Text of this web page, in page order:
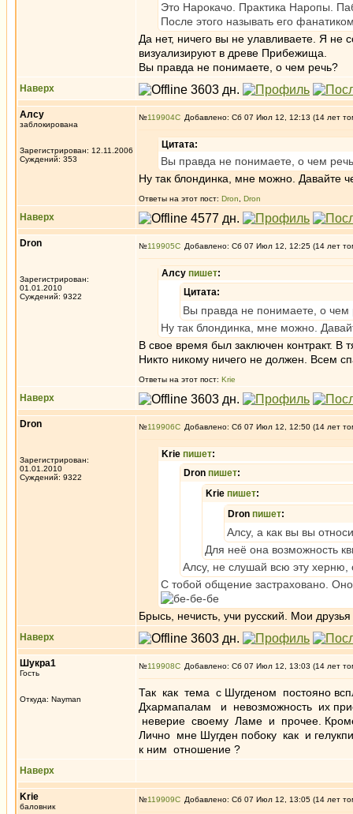
Это Нарокачо. Практика Наропы.
После этого называть его
Да нет, ничего вы не улавливаете. Я не
визуализируют в древе Прибежища.
Вы правда не понимаете, о чем речь?
Наверх
Алсу
заблокирована
Зарегистрирован: 12.11.2006
Суждений: 353
№119904 Добавлено: Сб 07 Июл 12, 12:13 (14 лет
Цитата:
Вы правда не понимаете, о чем
Ну так блондинка, мне можно. Давайте
Ответы на этот пост: Dron Dron
Наверх
Dron
Зарегистрирован:
01.01.2010
Суждений: 9322
№119905 Добавлено: Сб 07 Июл 12, 12:25 (14 лет
Алсу пишет:
Цитата:
Вы правда не понимаете, о чем
Ну так блондинка, мне можно.
В свое время был заключен контракт.
Никто никому ничего не должен. Всем
Ответы на этот пост: Krie
Наверх
Dron
Зарегистрирован:
01.01.2010
Суждений: 9322
№119906 Добавлено: Сб 07 Июл 12, 12:50 (14 лет
Krie пишет:
Dron пишет:
Krie пишет:
Dron пишет:
Алсу, а как вы вы
Для неё она возможность
Алсу, не слушай всю эту
С тобой общение застраховано. Оно
Брысь, нечисть, учи русский. Мои
Наверх
Шукра1
Гость
Откуда: Nayman
№119908 Добавлено: Сб 07 Июл 12, 13:03 (14 лет
Так как тема с Шугденом постояно
Дхармапалам и невозможность их
неверие своему Ламе и прочее.
Лично мне Шугден побоку как и
к ним отношение ?
Наверх
Krie
баловник
№119909 Добавлено: Сб 07 Июл 12, 13:05 (14 лет